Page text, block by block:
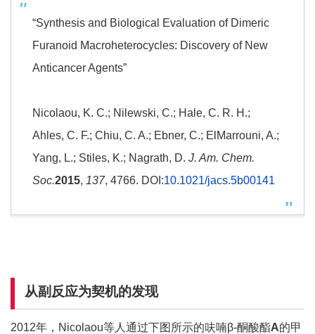
“Synthesis and Biological Evaluation of Dimeric
Furanoid Macroheterocycles: Discovery of New
Anticancer Agents”
Nicolaou, K. C.; Nilewski, C.; Hale, C. R. H.;
Ahles, C. F.; Chiu, C. A.; Ebner, C.; ElMarrouni, A.;
Yang, L.; Stiles, K.; Nagrath, D. J. Am. Chem.
Soc.2015, 137, 4766. DOI:10.1021/jacs.5b00141
从副反应为契机的发现
2012年，Nicolaou等人通过下图所示的呋喃β-酮酸酯A的甲